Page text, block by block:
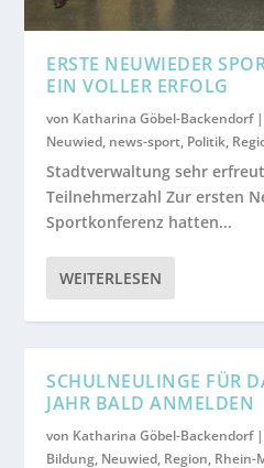
ERSTE NEUWIEDER
EIN VOLLER ERFOLG
von Katharina Göbel-Backendorf
Neuwied, news-sport, Politik,
Stadtverwaltung sehr
Teilnehmerzahl Zur ersten
Sportkonferenz hatten...
WEITERLESEN
SCHULNEULINGE FÜR
JAHR BALD ANMELDEN
von Katharina Göbel-Backendorf
Bildung, Neuwied, Region, Rhein-